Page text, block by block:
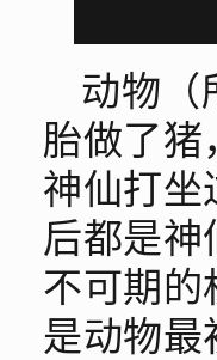
动物（
胎做了猪
神仙打坐
后都是神
不可期的
是动物最